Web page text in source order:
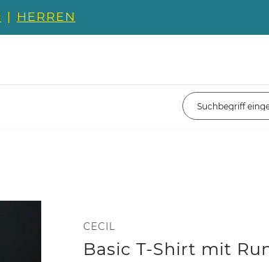
| HERREN
CECIL
Basic T-Shirt mit